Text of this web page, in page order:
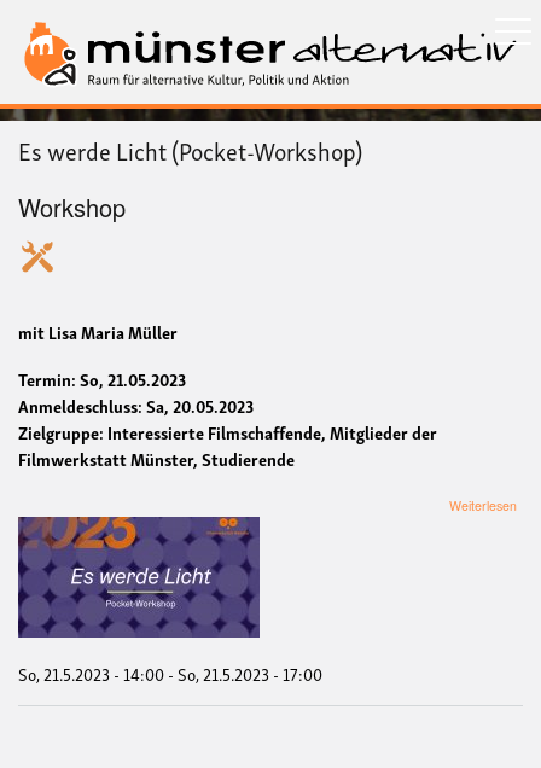
zum
Inhalt
Es werde Licht (Pocket-Workshop)
Workshop
mit Lisa Maria Müller
Termin: So, 21.05.2023
Anmeldeschluss: Sa, 20.05.2023
Zielgruppe: Interessierte Filmschaffende, Mitglieder der
Filmwerkstatt Münster, Studierende
Weiterlesen
So, 21.5.2023 - 14:00-So, 21.5.2023 - 17:00